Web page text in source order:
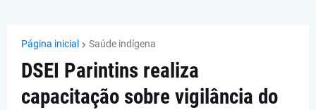
Página inicial Saúde indígena
DSEI Parintins realiza
capacitação sobre vigilância do